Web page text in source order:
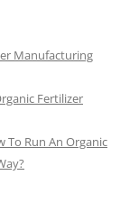
Manufacturing
Fertilizer
To Run An Organic